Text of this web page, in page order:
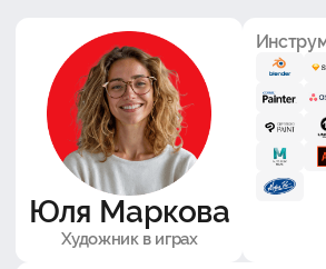
Юля Маркова
Художник в играх